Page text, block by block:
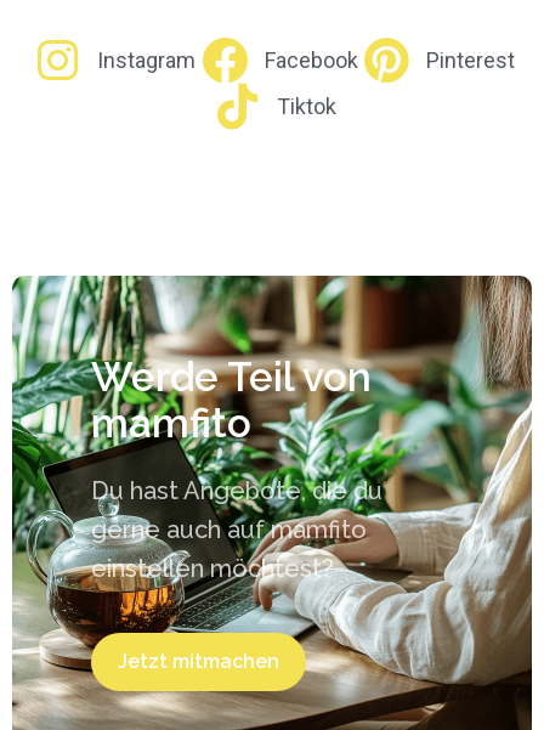
Instagram Facebook
Pinterest
Tiktok
Werde Teil von
mamfito
Du hast Angebote, die du
gerne auch auf mamfito
einstellen möchtest?
Jetzt mitmachen